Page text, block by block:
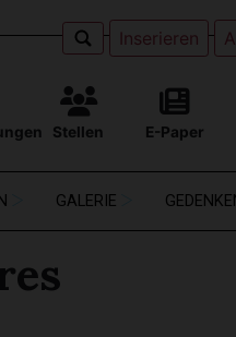
Inserieren
Stellen E-Paper
GALERIE